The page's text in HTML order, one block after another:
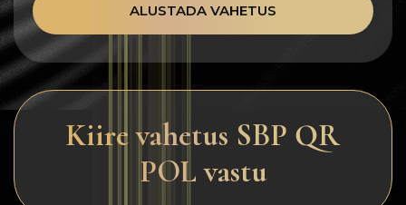
ALUSTADA VAHETUS
Kiire vahetus SBP QR
POL vastu